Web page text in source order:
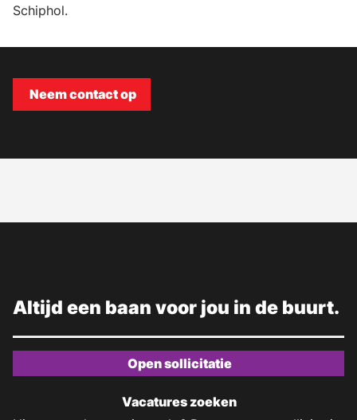
Schiphol.
Neem contact op
Altijd een baan voor jou in de buurt.
Open sollicitatie
Vacatures zoeken